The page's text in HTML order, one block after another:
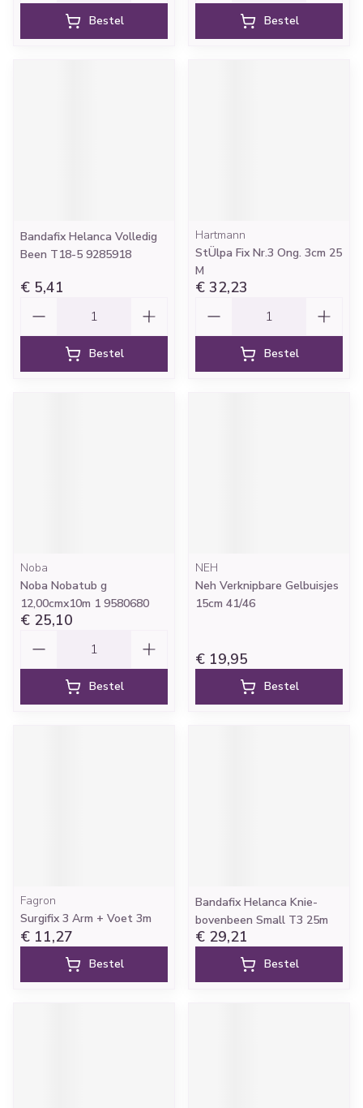
Bestel Bestel
Bandafix Helanca Volledig
Been T18-5 9285918
€ 5,41
Bestel
Hartmann
StÜlpa Fix Nr.3 Ong. 3cm 25
M
€ 32,23
Bestel
Noba
Noba Nobatub g
12,00cmx10m 1 9580680
€ 25,10
Bestel
NEH
Neh Verknipbare Gelbuisjes
15cm 41/46
€ 19,95
Bestel
Fagron
Surgifix 3 Arm + Voet 3m
€ 11,27
Bestel
Bandafix Helanca Knie-
bovenbeen Small T3 25m
€ 29,21
Bestel